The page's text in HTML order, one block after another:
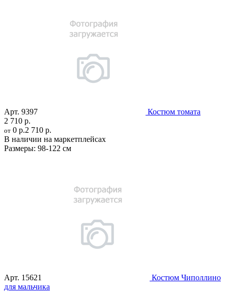
Арт. 9397
Костюм томата
2 710 р.
от 0 р.2 710 р.
В наличии на маркетплейсах
Размеры: 98-122 см
Арт. 15621
Костюм Чиполлино
для мальчика